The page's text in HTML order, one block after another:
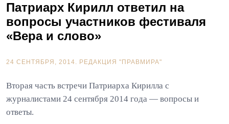
Патриарх Кирилл ответил на
вопросы участников фестиваля
«Вера и слово»
24 СЕНТЯБРЯ, 2014. РЕДАКЦИЯ "ПРАВМИРА"
Вторая часть встречи Патриарха Кирилла с
журналистами 24 сентября 2014 года — вопросы и
ответы.